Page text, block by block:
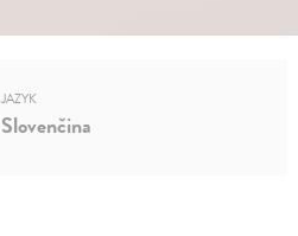
JAZYK
Slovenčina